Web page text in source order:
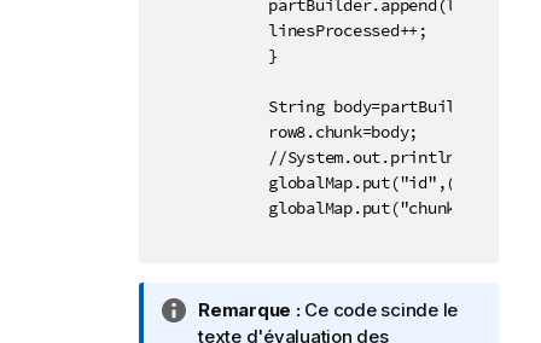
            linesProcessed++;
            }
String
            row8.chunk=body;
//
            globalMap.put("chunk",body);
N
o
Remarque :Ce code scinde le
texte d'évaluation des